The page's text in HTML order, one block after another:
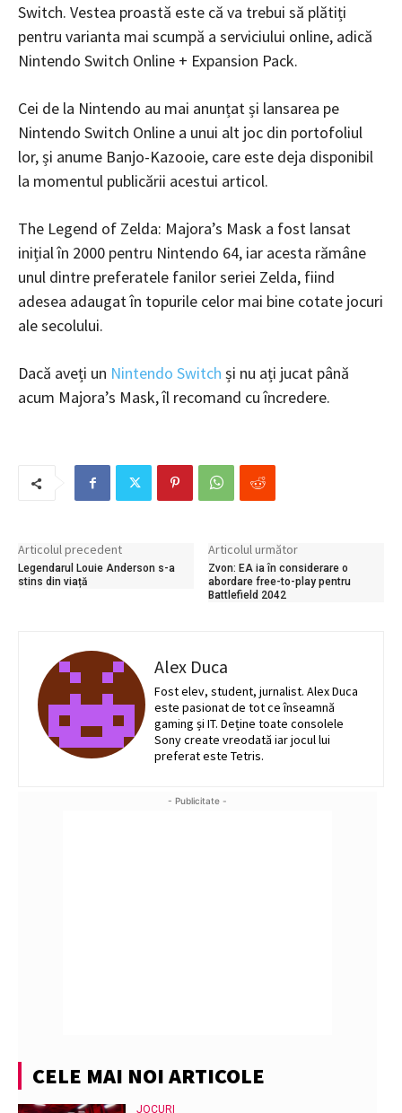
Switch. Vestea proastă este că va trebui să plătiți
pentru varianta mai scumpă a serviciului online, adică
Nintendo Switch Online + Expansion Pack.
Cei de la Nintendo au mai anunțat și lansarea pe
Nintendo Switch Online a unui alt joc din portofoliul
lor, și anume Banjo-Kazooie, care este deja disponibil
la momentul publicării acestui articol.
The Legend of Zelda: Majora’s Mask a fost lansat
inițial în 2000 pentru Nintendo 64, iar acesta rămâne
unul dintre preferatele fanilor seriei Zelda, fiind
adesea adaugat în topurile celor mai bine cotate jocuri
ale secolului.
Dacă aveți un Nintendo Switch și nu ați jucat până
acum Majora’s Mask, îl recomand cu încredere.
Articolul precedent
Legendarul Louie Anderson s-a
stins din viață
Articolul următor
Zvon: EA ia în considerare o
abordare free-to-play pentru
Battlefield 2042
Alex Duca
Fost elev, student, jurnalist. Alex Duca
este pasionat de tot ce înseamnă
gaming și IT. Deține toate consolele
Sony create vreodată iar jocul lui
preferat este Tetris.
- Publicitate -
CELE MAI NOI ARTICOLE
JOCURI